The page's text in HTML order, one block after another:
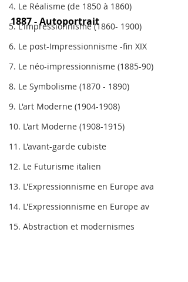
4. Le Réalisme (de 1850 à 1860)
5. L'Impressionnisme (1860- 1900)
6. Le post-Impressionnisme -fin XIX
7. Le néo-impressionnisme (1885-90)
8. Le Symbolisme (1870 - 1890)
9. L'art Moderne (1904-1908)
10. L'art Moderne (1908-1915)
11. L'avant-garde cubiste
12. Le Futurisme italien
13. L'Expressionnisme en Europe ava
14. L'Expressionnisme en Europe av
15. Abstraction et modernismes
1887 - Autoportrait